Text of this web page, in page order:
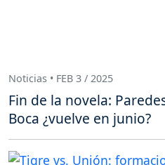
Noticias • FEB 3 / 2025
Fin de la novela:
Boca ¿vuelve en junio?